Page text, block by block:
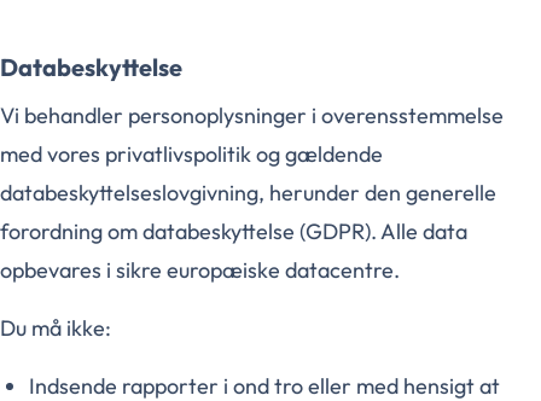
Databeskyttelse
Vi behandler personoplysninger i overensstemmelse
med vores privatlivspolitik og gældende
databeskyttelseslovgivning, herunder den generelle
forordning om databeskyttelse (GDPR). Alle data
opbevares i sikre europæiske datacentre.
Du må ikke:
Indsende rapporter i ond tro eller med hensigt at